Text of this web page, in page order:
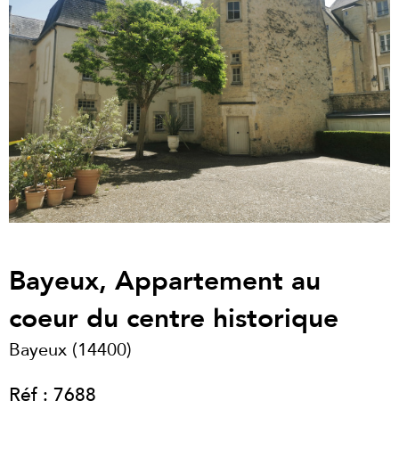
Bayeux, Appartement au
coeur du centre historique
Bayeux (14400)
Réf : 7688